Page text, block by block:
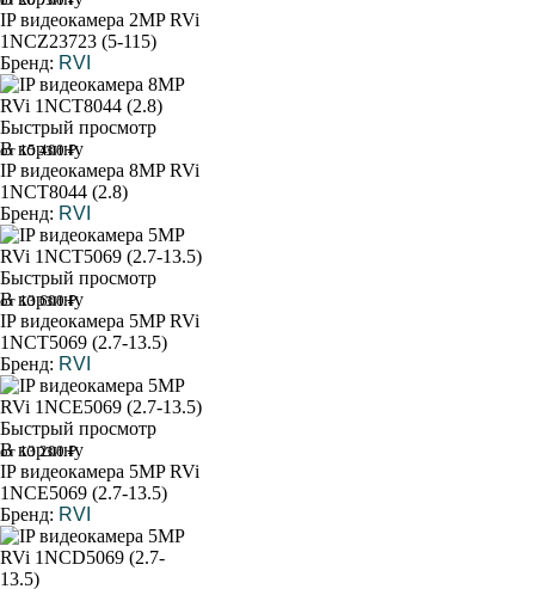
IP видеокамера 2MP RVi
1NCZ23723 (5-115)
Бренд: RVI
Быстрый просмотр
В корзину
от 15 400 ₽
IP видеокамера 8MP RVi
1NCT8044 (2.8)
Бренд: RVI
Быстрый просмотр
В корзину
от 13 600 ₽
IP видеокамера 5MP RVi
1NCT5069 (2.7-13.5)
Бренд: RVI
Быстрый просмотр
В корзину
от 13 200 ₽
IP видеокамера 5MP RVi
1NCE5069 (2.7-13.5)
Бренд: RVI